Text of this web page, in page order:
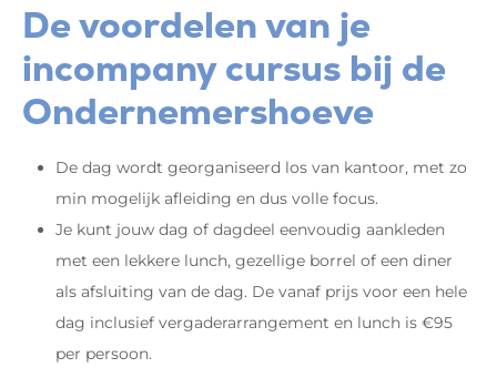
De voordelen van je
incompany cursus bij de
Ondernemershoeve
De dag wordt georganiseerd los van kantoor, met zo
min mogelijk afleiding en dus volle focus.
Je kunt jouw dag of dagdeel eenvoudig aankleden
met een lekkere lunch, gezellige borrel of een diner
als afsluiting van de dag. De vanaf prijs voor een hele
dag inclusief vergaderarrangement en lunch is €95
per persoon.